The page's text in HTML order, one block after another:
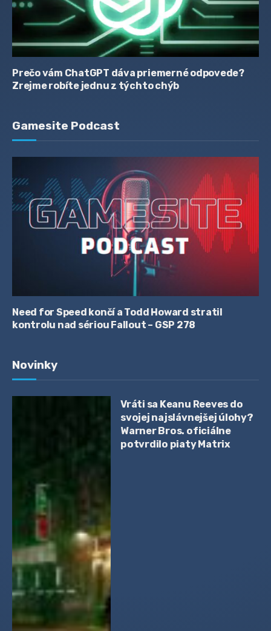
Prečo vám ChatGPT dáva priemerné odpovede?
Zrejme robíte jednu z týchto chýb
Gamesite Podcast
Need for Speed končí a Todd Howard stratil
kontrolu nad sériou Fallout – GSP 278
Novinky
Vráti sa Keanu Reeves do
svojej najslávnejšej úlohy?
Warner Bros. oficiálne
potvrdilo piaty Matrix